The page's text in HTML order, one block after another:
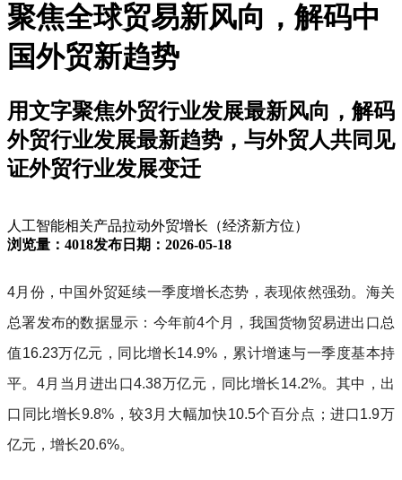
聚焦全球贸易新风向，解码中
国外贸新趋势
用文字聚焦外贸行业发展最新风向，解码
外贸行业发展最新趋势，与外贸人共同见
证外贸行业发展变迁
人工智能相关产品拉动外贸增长（经济新方位）
浏览量：4018发布日期：2026-05-18
4月份，中国外贸延续一季度增长态势，表现依然强劲。海关
总署发布的数据显示：今年前4个月，我国货物贸易进出口总
值16.23万亿元，同比增长14.9%，累计增速与一季度基本持
平。4月当月进出口4.38万亿元，同比增长14.2%。其中，出
口同比增长9.8%，较3月大幅加快10.5个百分点；进口1.9万
亿元，增长20.6%。